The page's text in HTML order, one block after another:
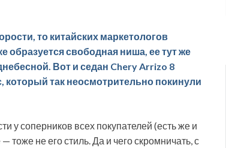
то китайских маркетологов
свободная ниша, ее тут же
Вот и седан Chery Arrizo 8
который так неосмотрительно покинули
у соперников всех покупателей (есть же и
тоже не его стиль. Да и чего скромничать, с